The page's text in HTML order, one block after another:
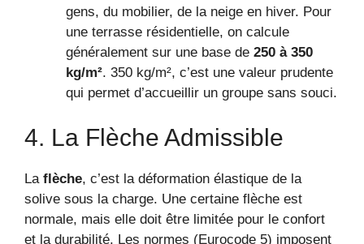
gens, du mobilier, de la neige en hiver. Pour
une terrasse résidentielle, on calcule
généralement sur une base de 250 à 350
kg/m². 350 kg/m², c’est une valeur prudente
qui permet d’accueillir un groupe sans souci.
4. La Flèche Admissible
La flèche, c’est la déformation élastique de la
solive sous la charge. Une certaine flèche est
normale, mais elle doit être limitée pour le confort
et la durabilité. Les normes (Eurocode 5) imposent